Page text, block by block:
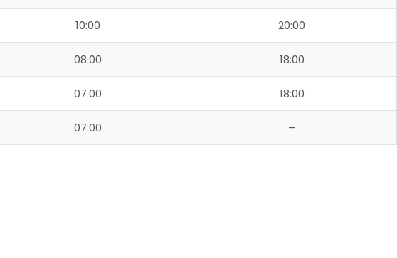
10:00 20:00
08:00 18:00
07:00 18:00
07:00 –